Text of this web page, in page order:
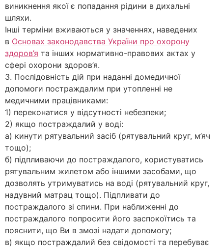
виникнення якої є попадання рідини в дихальні
шляхи.
Інші терміни вживаються у значеннях, наведених
в Основах законодавства України про охорону
здоров’я та інших нормативно-правових актах у
сфері охорони здоров’я.
3. Послідовність дій при наданні домедичної
допомоги постраждалим при утопленні не
медичними працівниками:
1) переконатися у відсутності небезпеки;
2) якщо постраждалий у воді:
а) кинути рятувальний засіб (рятувальний круг, м’яч
тощо);
б) підпливаючи до постраждалого, користуватись
рятувальним жилетом або іншими засобами, що
дозволять утримуватись на воді (рятувальний круг,
надувний матрац тощо). Підпливати до
постраждалого зі спини. При наближенні до
постраждалого попросити його заспокоїтись та
пояснити, що Ви в змозі надати допомогу;
в) якщо постраждалий без свідомості та перебуває